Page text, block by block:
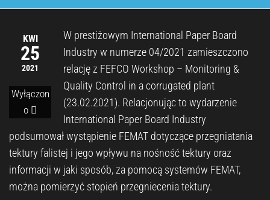
KWI
25
2021
Wyłączon
o
W prestiżowym International Paper Board
Industry w numerze 04/2021 zamieszczono
relację z FEFCO Workshop – Monitoring &
Quality Control in a corrugated plant
(23.02.2021). Relacjonując to wydarzenie
International Paper Board Industry
podsumował wystąpienie FEMAT dotyczące przegniatania
tektury falistej i jego wpływu na nośność tektury oraz
informacji w jaki sposób, za pomocą systemów FEMAT,
można pomierzyć stopień przegniecenia tektury.